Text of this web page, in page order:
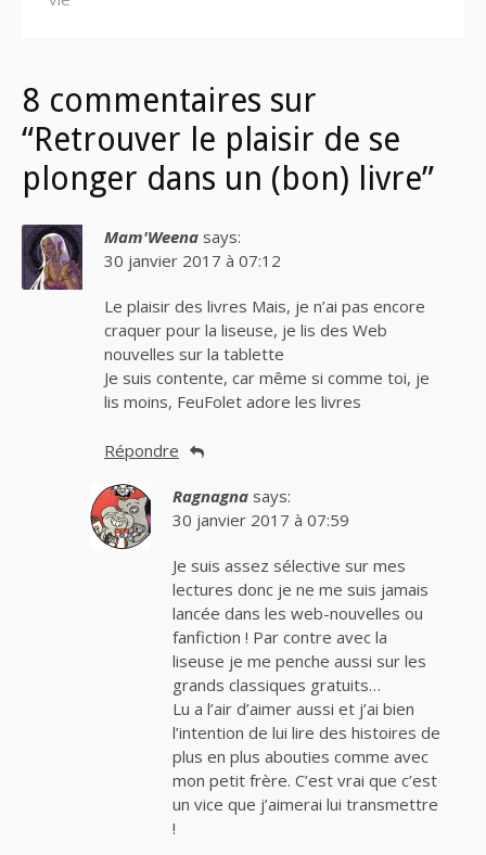
8 commentaires sur
“Retrouver le plaisir de se
plonger dans un (bon) livre”
Mam'Weena says:
30 janvier 2017 à 07:12
Le plaisir des livres Mais, je n’ai pas encore
craquer pour la liseuse, je lis des Web
nouvelles sur la tablette
Je suis contente, car même si comme toi, je
lis moins, FeuFolet adore les livres
Répondre
Ragnagna says:
30 janvier 2017 à 07:59
Je suis assez sélective sur mes
lectures donc je ne me suis jamais
lancée dans les web-nouvelles ou
fanfiction ! Par contre avec la
liseuse je me penche aussi sur les
grands classiques gratuits…
Lu a l’air d’aimer aussi et j’ai bien
l’intention de lui lire des histoires de
plus en plus abouties comme avec
mon petit frère. C’est vrai que c’est
un vice que j’aimerai lui transmettre
!